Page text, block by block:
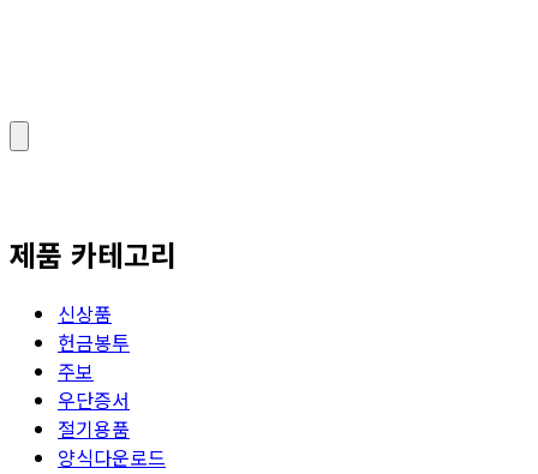
제품 카테고리
신상품
헌금봉투
주보
우단증서
절기용품
양식다운로드